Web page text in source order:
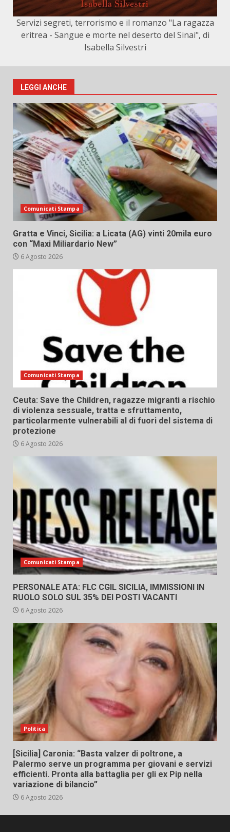
Servizi segreti, terrorismo e il romanzo "La ragazza
eritrea - Sangue e morte nel deserto del Sinai", di
Isabella Silvestri
LEGGI ANCHE
Comunicati Stampa
Gratta e Vinci, Sicilia: a Licata (AG) vinti 20mila euro
con “Maxi Miliardario New”
6 Agosto 2026
Comunicati Stampa
Ceuta: Save the Children, ragazze migranti a rischio
di violenza sessuale, tratta e sfruttamento,
particolarmente vulnerabili al di fuori del sistema di
protezione
6 Agosto 2026
Comunicati Stampa
PERSONALE ATA: FLC CGIL SICILIA, IMMISSIONI IN
RUOLO SOLO SUL 35% DEI POSTI VACANTI
6 Agosto 2026
Politica
[Sicilia] Caronia: “Basta valzer di poltrone, a
Palermo serve un programma per giovani e servizi
efficienti. Pronta alla battaglia per gli ex Pip nella
variazione di bilancio”
6 Agosto 2026